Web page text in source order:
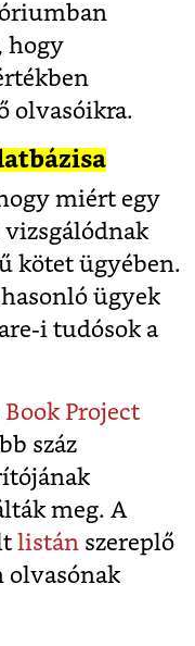
hogy
olvasóikra.
miért egy
kötet ügyében.
ügyek
i tudósok a
Book Project
száz
meg. A
listán szereplő
olvasónak